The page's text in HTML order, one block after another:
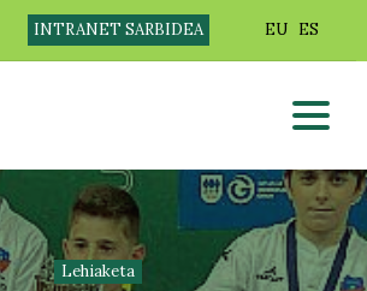
INTRANET SARBIDEA EU ES
Lehiaketa